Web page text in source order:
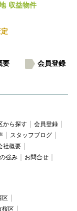
収益物件
要
会員登録
から探す
会員登録
スタッフブログ
社概要
強み
お問合せ
区
桜区